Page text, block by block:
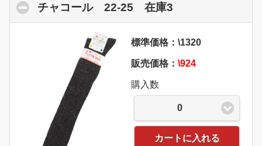
チャコール 22-25 在庫3
標準価格：\1320
販売価格： \924
購入数
0
カートに入れる